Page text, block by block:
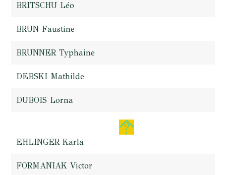
BRITSCHU Léo
BRUN Faustine
BRUNNER Typhaine
DEBSKI Mathilde
DUBOIS Lorna
EHLINGER Karla
FORMANIAK Victor